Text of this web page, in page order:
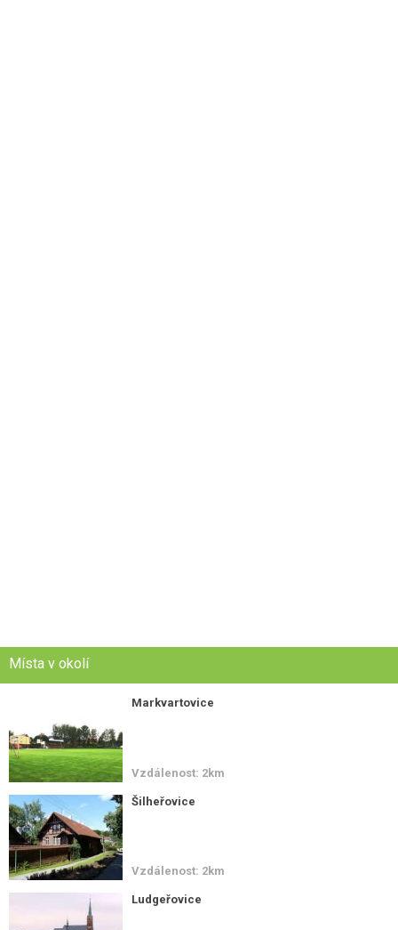
Místa v okolí
Markvartovice
Vzdálenost: 2km
Šilheřovice
Vzdálenost: 2km
Ludgeřovice